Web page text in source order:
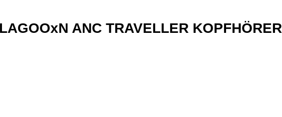
ANC TRAVELLER KOPFHÖRER